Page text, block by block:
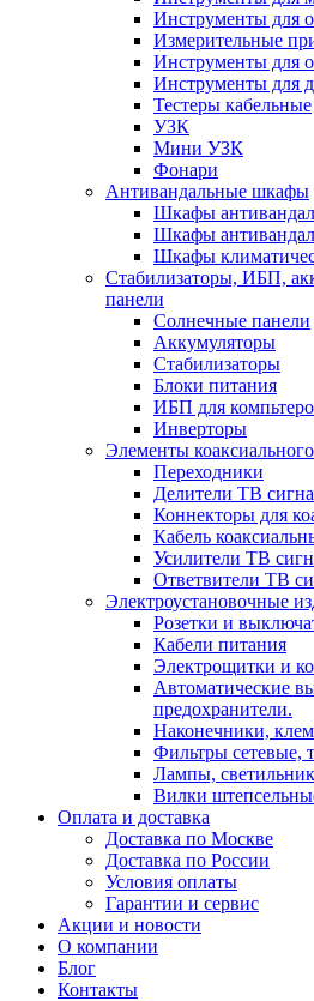
Инструменты для
Измерительные
Инструменты для
Инструменты для
Тестеры кабельные
УЗК
Мини УЗК
Фонари
Антивандальные шкафы
Шкафы
Шкафы
Шкафы
Стабилизаторы, ИБП,
панели
Солнечные панели
Аккумуляторы
Стабилизаторы
Блоки питания
ИБП для
Инверторы
Элементы коаксиального
Переходники
Делители ТВ
Коннекторы для
Кабель
Усилители ТВ
Ответвители ТВ
Электроустановочные
Розетки и
Кабели питания
Электрощитки и
Автоматические
предохранители.
Наконечники,
Фильтры сетевые,
Лампы,
Вилки
Оплата и доставка
Доставка по Москве
Доставка по России
Условия оплаты
Гарантии и сервис
Акции и новости
О компании
Блог
Контакты